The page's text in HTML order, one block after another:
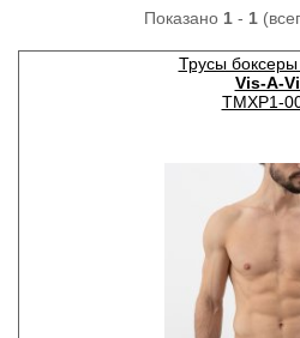
Показано 1- 1
Трусы
Vis-A-
TMXP1-